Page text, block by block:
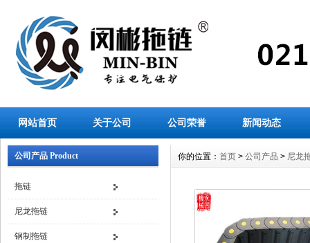
网站首页 关于公司 公司荣誉 新闻动态
公司产品 Product
拖链
尼龙拖链
钢制拖链
你的位置： 首页 > 公司产品 > 尼龙